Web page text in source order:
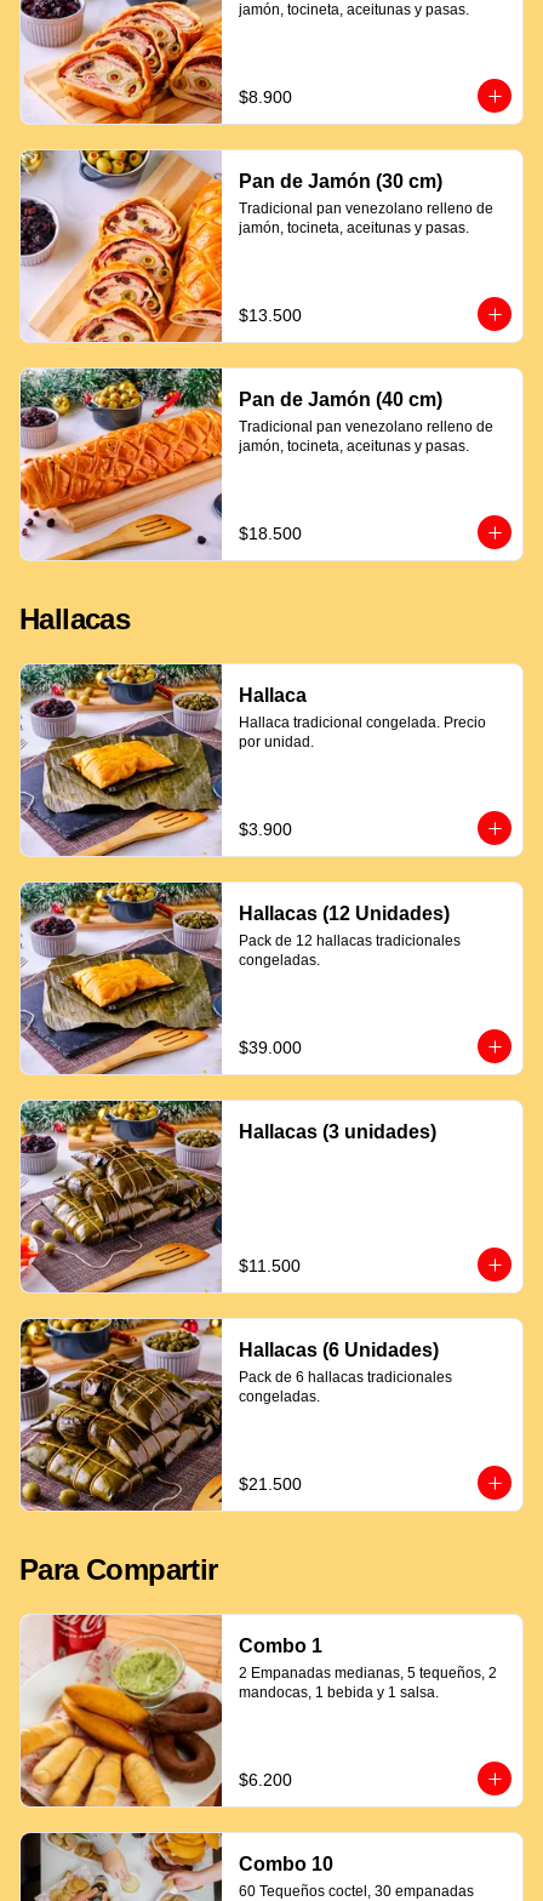
jamón, tocineta, aceitunas y pasas.
$8.900
Pan de Jamón (30 cm)
Tradicional pan venezolano relleno de
jamón, tocineta, aceitunas y pasas.
$13.500
Pan de Jamón (40 cm)
Tradicional pan venezolano relleno de
jamón, tocineta, aceitunas y pasas.
$18.500
Hallacas
Hallaca
Hallaca tradicional congelada. Precio
por unidad.
$3.900
Hallacas (12 Unidades)
Pack de 12 hallacas tradicionales
congeladas.
$39.000
Hallacas (3 unidades)
$11.500
Hallacas (6 Unidades)
Pack de 6 hallacas tradicionales
congeladas.
$21.500
Para Compartir
Combo 1
2 Empanadas medianas, 5 tequeños, 2
mandocas, 1 bebida y 1 salsa.
$6.200
Combo 10
60 Tequeños coctel, 30 empanadas